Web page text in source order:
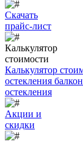
Скачать
прайс-лист
Калькулятор
стоимости
Калькулятор
остекления
остекления
Акции и
скидки